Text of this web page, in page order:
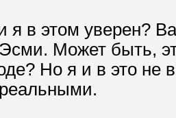
в этом уверен?
Может быть,
Но я и в это